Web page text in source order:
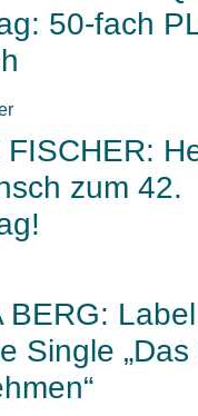
50-fach
FISCHER:
zum 42.
BERG:
Single